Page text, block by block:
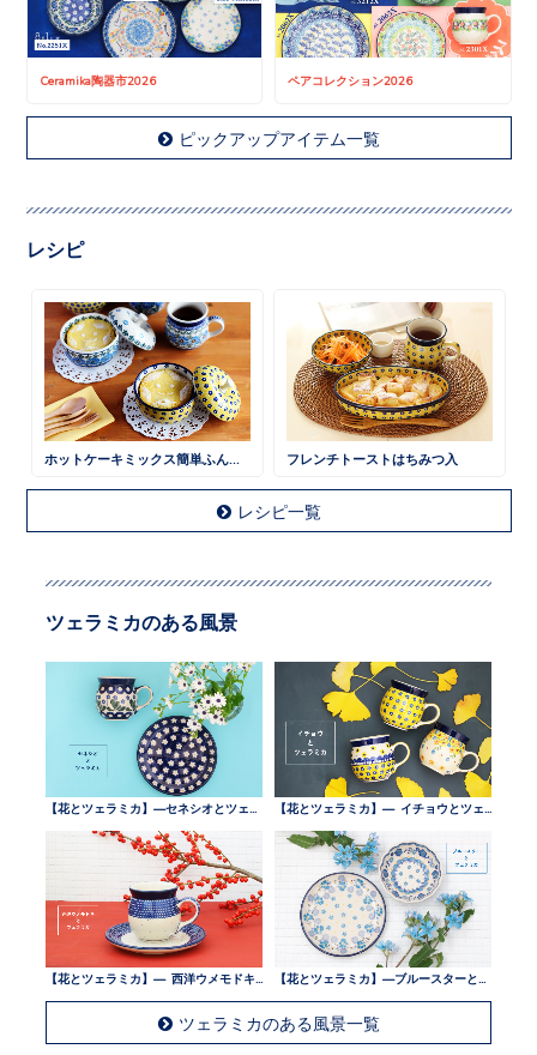
Ceramika陶器市2026 ペアコレクション2026
ピックアップアイテム一覧
レシピ
フレンチトーストはちみつ入
レシピ一覧
ツェラミカのある風景
ツェラミカのある風景一覧